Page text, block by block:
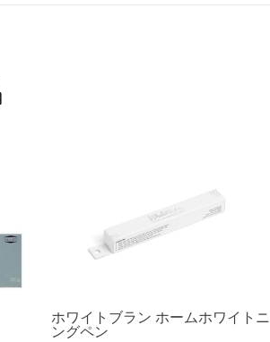
ホワイトブラン ホームホワイトニ
ングペン